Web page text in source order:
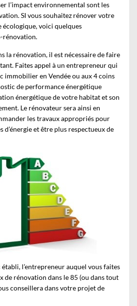
l’impact environnemental sont les
SI vous souhaitez rénover votre
écologique, voici quelques
rénovation.
la rénovation, il est nécessaire de faire
Faites appel à un entrepreneur qui
immobilier en Vendéeou aux 4 coins
de performance énergétique
énergétique de votre habitat et son
Le rénovateur sera ainsi en
les travaux appropriés pour
d’énergie et être plus respectueux de
l’entrepreneur auquel vous faites
de rénovation dans le 85 (ou dans tout
conseillera dans votre projet de